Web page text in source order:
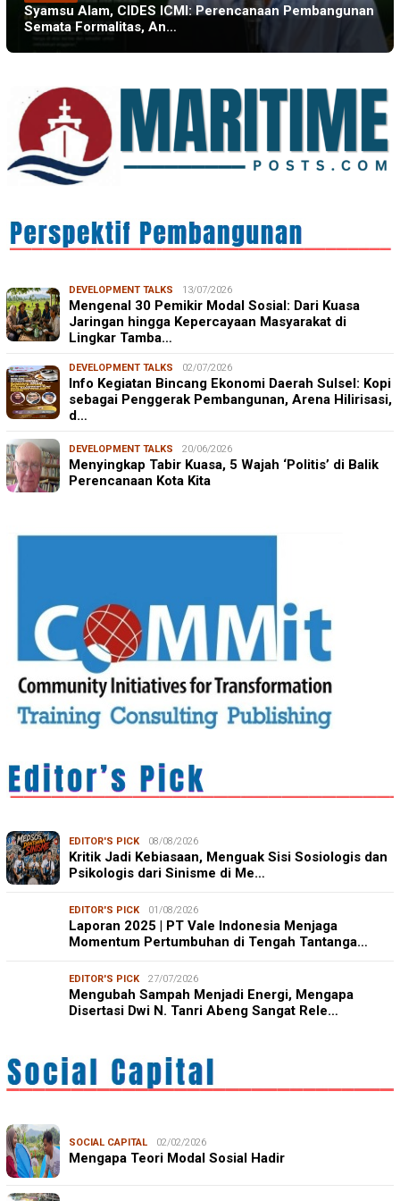
Syamsu Alam, CIDES ICMI: Perencanaan Pembangunan
Semata Formalitas, An…
DEVELOPMENT TALKS 13/07/2026
Mengenal 30 Pemikir Modal Sosial: Dari Kuasa
Jaringan hingga Kepercayaan Masyarakat di
Lingkar Tamba…
DEVELOPMENT TALKS 02/07/2026
Info Kegiatan Bincang Ekonomi Daerah Sulsel: Kopi
sebagai Penggerak Pembangunan, Arena Hilirisasi,
d…
DEVELOPMENT TALKS 20/06/2026
Menyingkap Tabir Kuasa, 5 Wajah ‘Politis’ di Balik
Perencanaan Kota Kita
EDITOR'S PICK 08/08/2026
Kritik Jadi Kebiasaan, Menguak Sisi Sosiologis dan
Psikologis dari Sinisme di Me…
EDITOR'S PICK 01/08/2026
Laporan 2025 | PT Vale Indonesia Menjaga
Momentum Pertumbuhan di Tengah Tantanga…
EDITOR'S PICK 27/07/2026
Mengubah Sampah Menjadi Energi, Mengapa
Disertasi Dwi N. Tanri Abeng Sangat Rele…
SOCIAL CAPITAL 02/02/2026
Mengapa Teori Modal Sosial Hadir